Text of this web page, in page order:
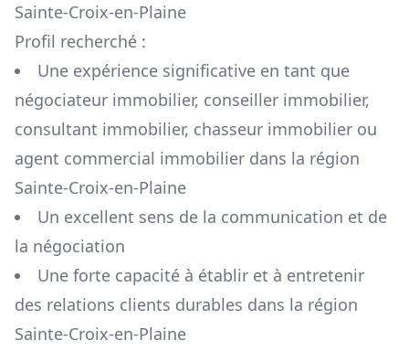
Sainte-Croix-en-Plaine
Profil recherché :
Une expérience significative en tant que
négociateur immobilier, conseiller immobilier,
consultant immobilier, chasseur immobilier ou
agent commercial immobilier dans la région
Sainte-Croix-en-Plaine
Un excellent sens de la communication et de
la négociation
Une forte capacité à établir et à entretenir
des relations clients durables dans la région
Sainte-Croix-en-Plaine